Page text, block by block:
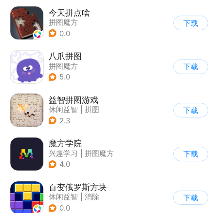
今天拼点啥
拼图魔方
0.0
下载
八爪拼图
拼图魔方
5.0
下载
益智拼图游戏
休闲益智
拼图
2.3
下载
魔方学院
兴趣学习
拼图魔方
4.0
下载
百变俄罗斯方块
休闲益智
消除
| 俄罗斯方块
0.0
下载